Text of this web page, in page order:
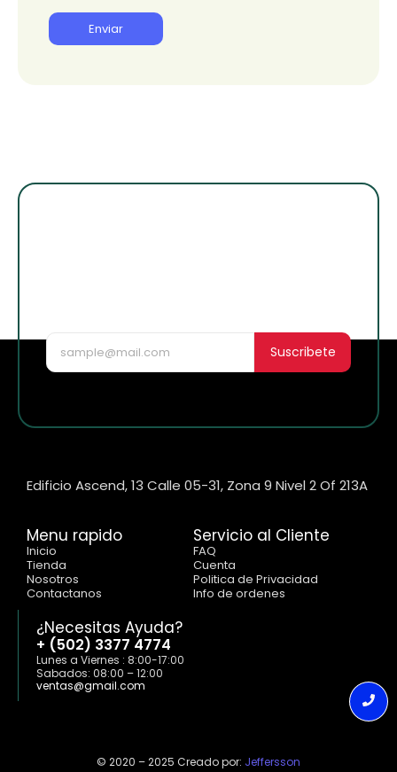
Suscribete
Edificio Ascend, 13 Calle 05-31, Zona 9 Nivel 2 Of 213A
Menu rapido
Inicio
Tienda
Nosotros
Contactanos
Servicio al Cliente
FAQ
Cuenta
Politica de Privacidad
Info de ordenes
¿Necesitas Ayuda?
+ (502) 3377 4774
Lunes a Viernes : 8:00-17:00
Sabados: 08:00 – 12:00
ventas@gmail.com
© 2020 – 2025 Creado por: Jeffersson